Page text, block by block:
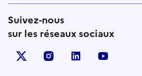
Suivez-nous
sur les réseaux sociaux
X (anciennement Twitter)
instagramlinkedin